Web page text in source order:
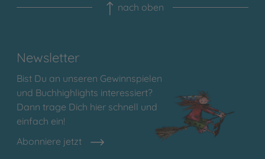
nach oben
Newsletter
Bist Du an unseren Gewinnspielen
und Buchhighlights interessiert?
Dann trage Dich hier schnell und
einfach ein!
Abonniere jetzt